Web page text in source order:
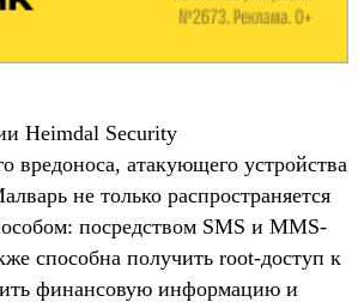
Heimdal Security
вредоноса, атакующего устройства
не только распространяется
посредством SMS и MMS-
способна получить root-доступ к
финансовую информацию и